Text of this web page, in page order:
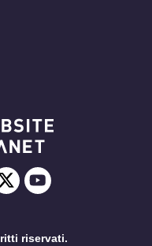
riservati.